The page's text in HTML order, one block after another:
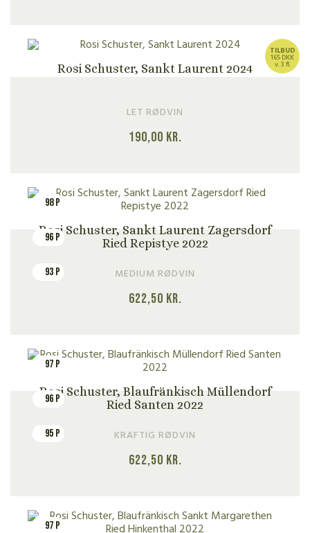
Rosi Schuster, Sankt Laurent 2024
LET RØDVIN
190,00 kr.
TILBUD
165 DKK
v. 3 fl.
98 P
96 P
93 P
Rosi Schuster, Sankt Laurent Zagersdorf
Ried Repistye 2022
MEDIUM RØDVIN
622,50 kr.
97 P
96 P
95 P
Rosi Schuster, Blaufränkisch Müllendorf
Ried Santen 2022
KRAFTIG RØDVIN
622,50 kr.
97 P